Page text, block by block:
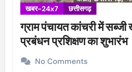
खबर-24x7 छत्तीसगढ़
ग्राम पंचायत कांचरी में सब्जी
प्रबंधन प्रशिक्षण का शुभारंभ
No Comments